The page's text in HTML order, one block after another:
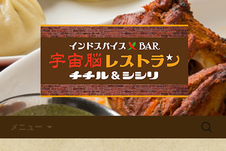
宇宙脳レストラン チチル＆
シシリからのお知らせ
福岡市中央区六本松のカレー屋・ネパ
ールバル「宇宙脳レストラン チチル
＆シシリ」。普段のお食事、家族での
ご飯、お仕事帰りの晩酌、デート、女
子会など様々なシーンでご利用くださ
い。イベントも多数開催しています。
メニュー
検